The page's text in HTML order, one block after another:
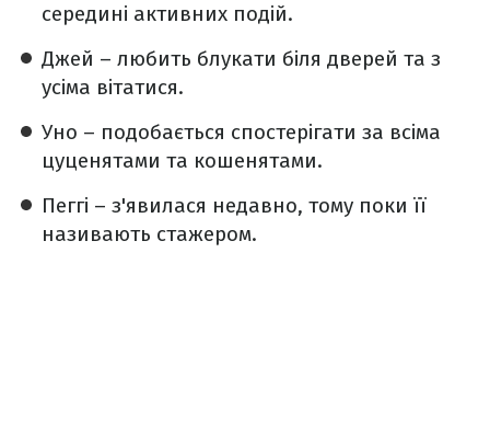
середині активних подій.
Джей – любить блукати біля дверей та з
усіма вітатися.
Уно – подобається спостерігати за всіма
цуценятами та кошенятами.
Пеггі – з'явилася недавно, тому поки її
називають стажером.